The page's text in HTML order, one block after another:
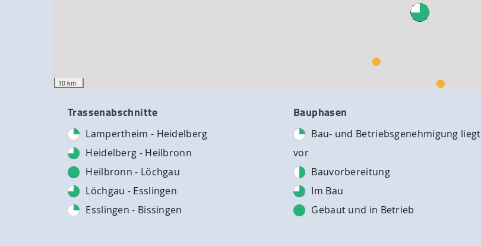
10 km
Trassenabschnitte
Lampertheim - Heidelberg
Heidelberg - Heilbronn
Heilbronn - Löchgau
Löchgau - Esslingen
Esslingen - Bissingen
Bauphasen
Bau- und Betriebsgenehmigung liegt
vor
Bauvorbereitung
Im Bau
Gebaut und in Betrieb